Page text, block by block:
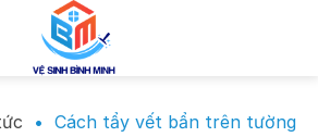
• Cách tẩy vết bẩn trên tường